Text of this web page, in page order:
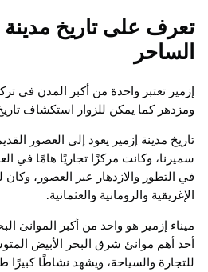
تعرف على تاريخ مدينة
الساحر
إزمير تعتبر واحدة من أكبر المدن في
ومزدهر كما يمكن للزوار استكشاف
تاريخ مدينة إزمير يعود إلى العصور
سميرنا، وكانت مركزًا تجاريًا هامًا في
في التطور والازدهار عبر العصور،
الإغريقية والرومانية والعثمانية.
ميناء إزمير هو واحد من أكبر الموانئ
أحد أهم موانئ شرق البحر الأبيض
للتجارة والسياحة، ويشهد نشاطًا كبيرًا